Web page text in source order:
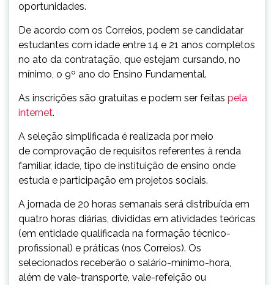
oportunidades.
De acordo com os Correios, podem se candidatar
estudantes com idade entre 14 e 21 anos completos
no ato da contratação, que estejam cursando, no
mínimo, o 9º ano do Ensino Fundamental.
As inscrições são gratuitas e podem ser feitas pela
internet.
A seleção simplificada é realizada por meio
de comprovação de requisitos referentes à renda
familiar, idade, tipo de instituição de ensino onde
estuda e participação em projetos sociais.
A jornada de 20 horas semanais será distribuída em
quatro horas diárias, divididas em atividades teóricas
(em entidade qualificada na formação técnico-
profissional) e práticas (nos Correios). Os
selecionados receberão o salário-mínimo-hora,
além de vale-transporte, vale-refeição ou